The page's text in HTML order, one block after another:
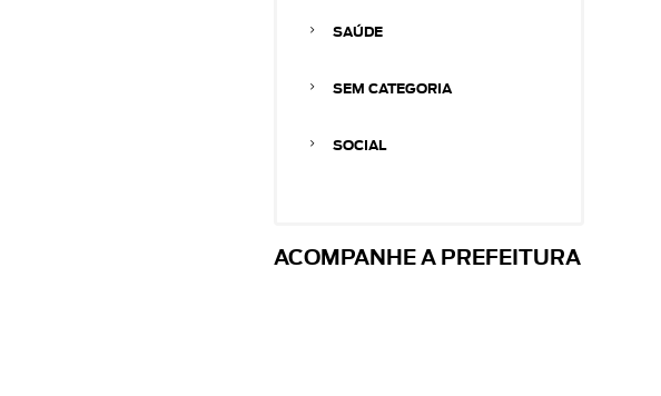
SAÚDE
SEM CATEGORIA
SOCIAL
ACOMPANHE A PREFEITURA